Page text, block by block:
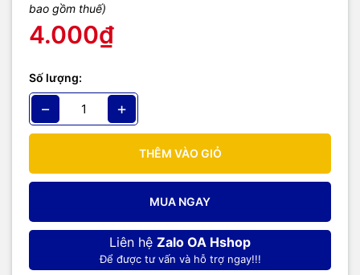
bao gồm thuế)
4.000₫
Số lượng:
− +
THÊM VÀO GIỎ
MUA NGAY
Liên hệ Zalo OA Hshop
Để được tư vấn và hỗ trợ ngay!!!